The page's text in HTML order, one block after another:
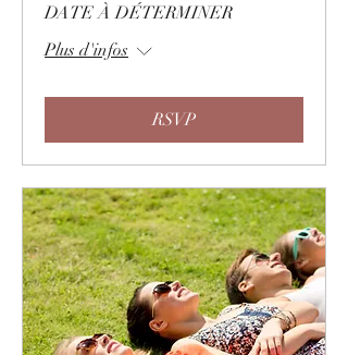
DATE À DÉTERMINER
Plus d'infos
RSVP